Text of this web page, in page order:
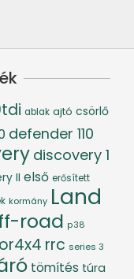
ablak ajtó csörlő
defender 110
discovery 1
II első erősített
kormány Land
road p38
rrc series 3
tömítés túra